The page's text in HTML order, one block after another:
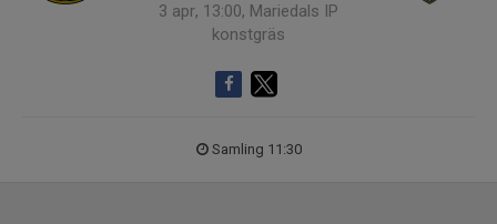
3 apr, 13:00, Mariedals IP
konstgräs
Samling 11:30